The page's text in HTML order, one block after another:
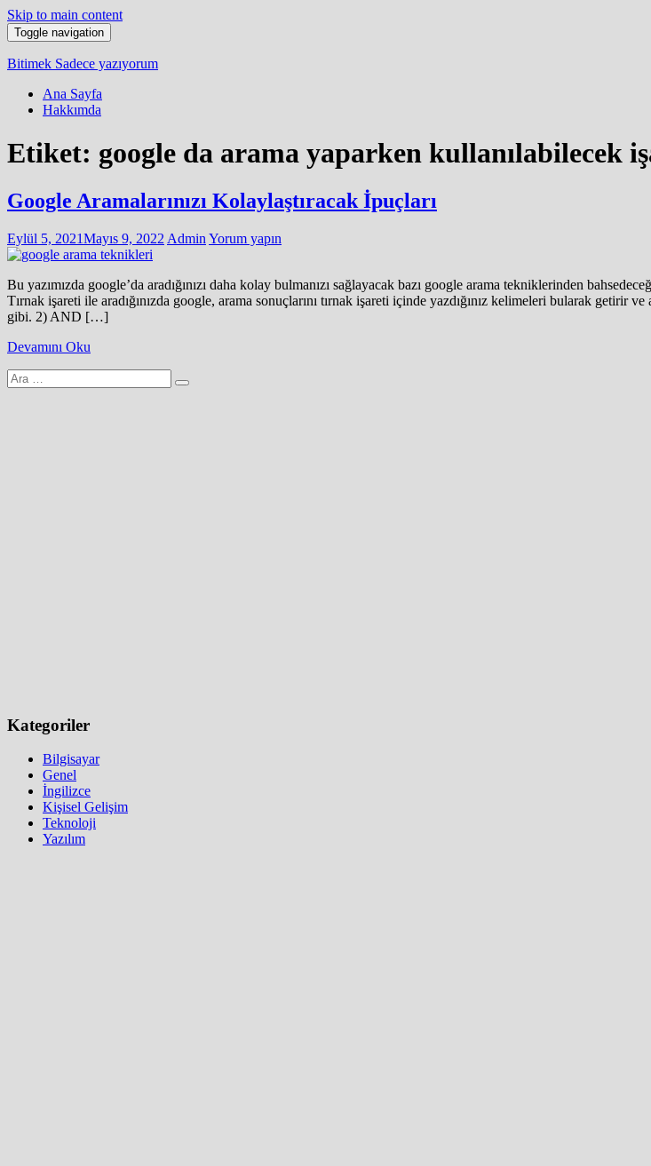
Skip to main content
Toggle navigation
Bitimek Sadece yazıyorum
Ana Sayfa
Hakkımda
Etiket: google da arama yaparken kullanılabilecek
Google Aramalarınızı Kolaylaştıracak İpuçları
Eylül 5, 2021Mayıs 9, 2022 Admin Yorum yapın
Bu yazımızda google’da aradığınızı daha kolay bulmanızı sağlayacak bazı google arama tekniklerinden
Tırnak işareti ile aradığınızda google, arama sonuçlarını tırnak işareti içinde yazdığınız kelimeleri bularak getirir
gibi. 2) AND […]
Devamını Oku
Arama
yap:
Kategoriler
Bilgisayar
Genel
İngilizce
Kişisel Gelişim
Teknoloji
Yazılım